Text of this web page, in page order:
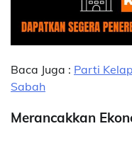
Baca Juga : Parti
Sabah
Merancakkan